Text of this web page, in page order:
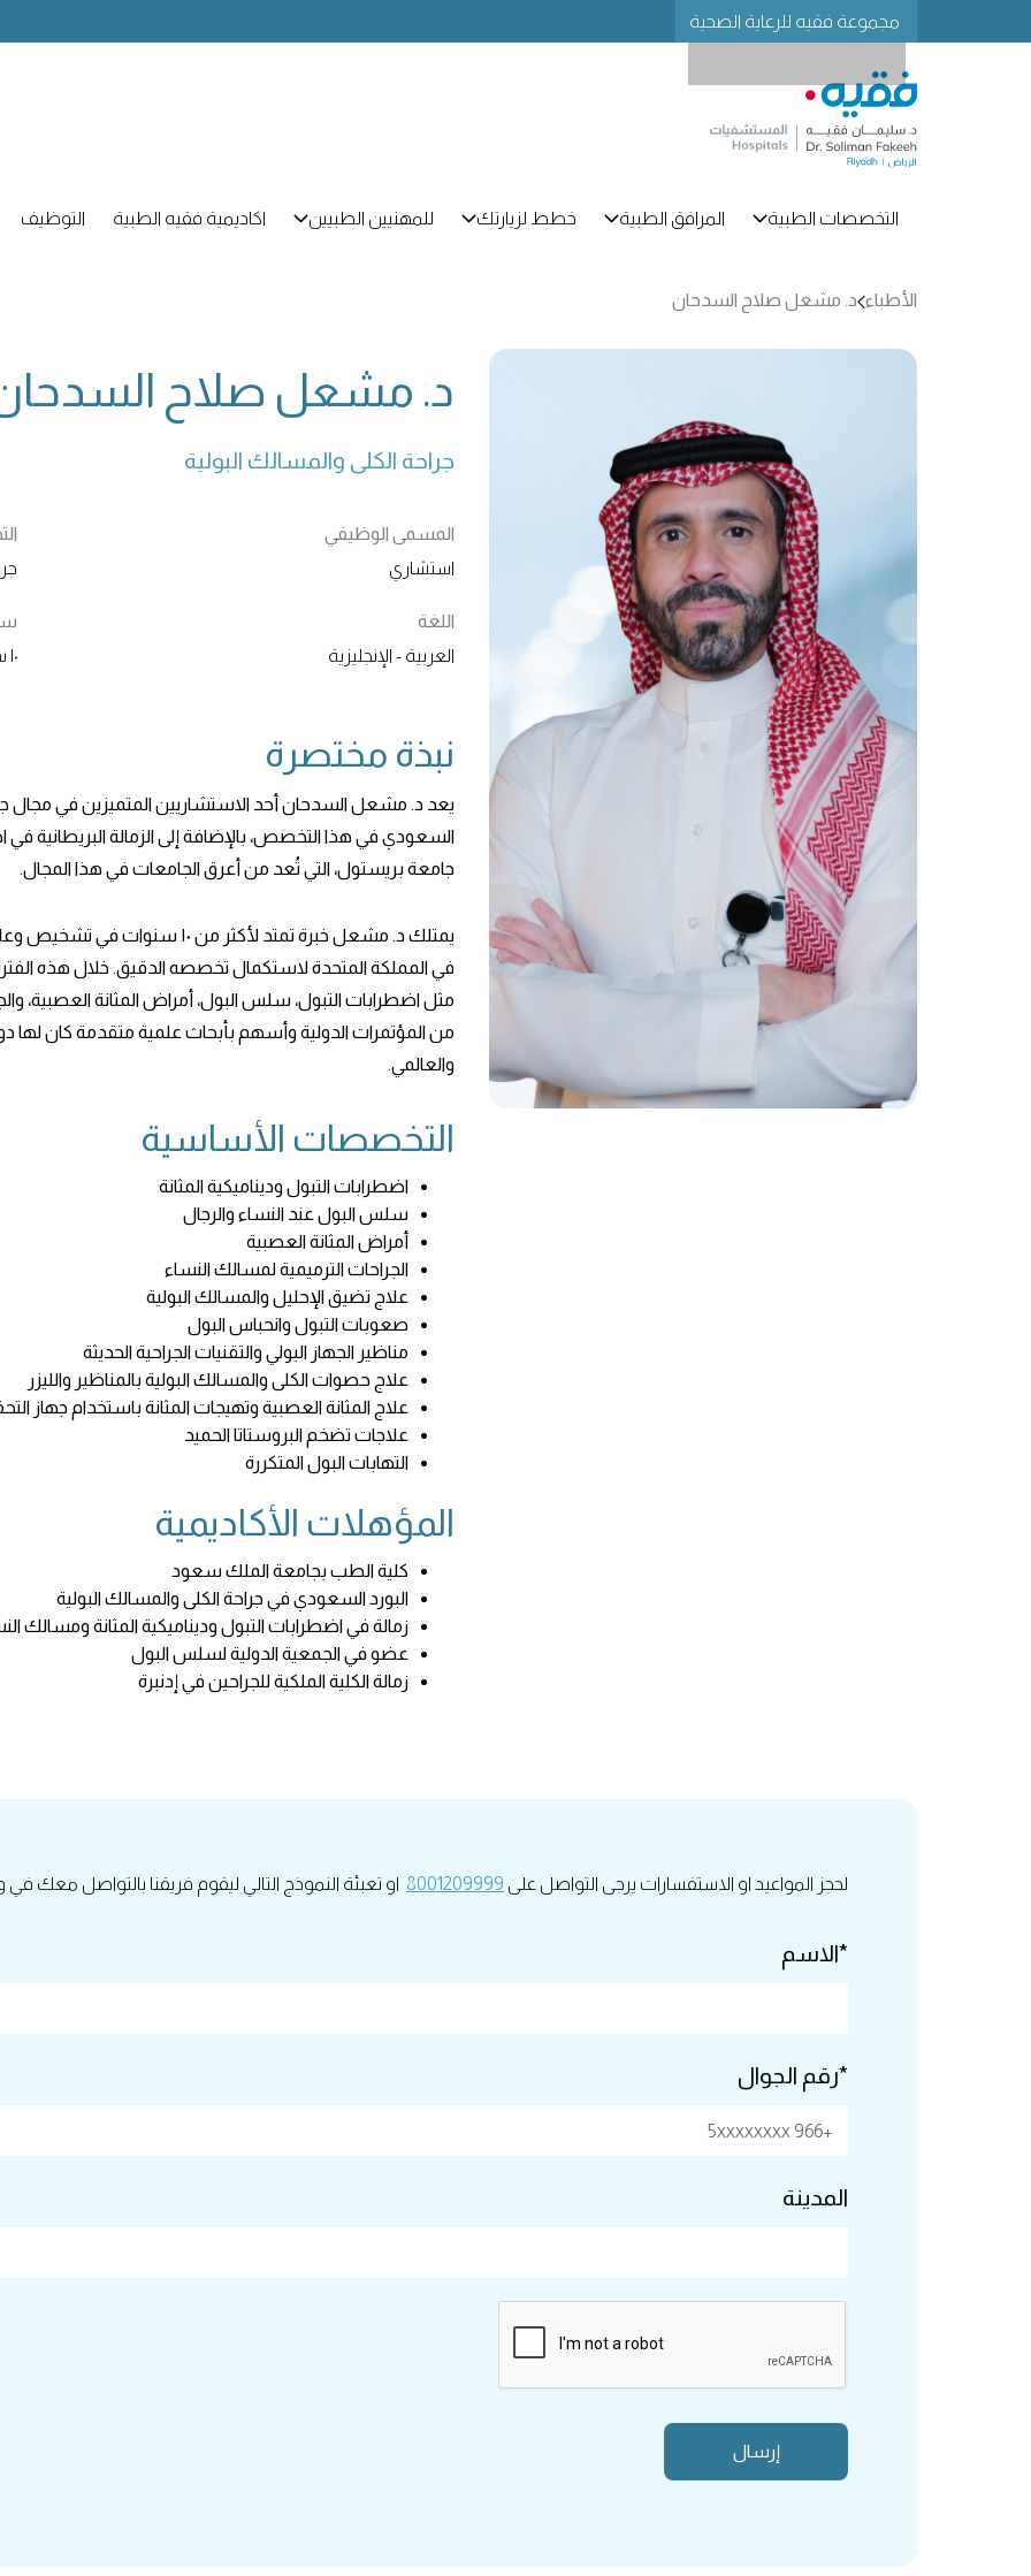
مجموعة فقيه للرعاية الصحية
التخصصات الطبية المرافق الطبية خطط لزيارتك للمهنيين الطبيين اكاديمية فقيه الطبية التوظيف
الأطباء د. مشعل صلاح السدحان
د. مشعل صلاح
جراحة الكلى والمسالك البولية
المسمى الوظيفي
استشاري
اللغة
العربية - الإنجليزية
١٠ سنوات
نبذة مختصرة
يعد د. مشعل السدحان أحد الاستشاريين المتميزين في مجال
السعودي في هذا التخصص، بالإضافة إلى الزمالة البريطانية في
جامعة بريستول، التي تُعد من أعرق الجامعات في هذا المجال.
يمتلك د. مشعل خبرة تمتد لأكثر
في المملكة المتحدة لاستكمال تخصصه الدقيق. خلال هذه
مثل اضطرابات التبول، سلس البول، أمراض المثانة العصبية،
من المؤتمرات الدولية وأسهم بأبحاث علمية متقدمة كان لها
والعالمي.
التخصصات الأساسية
اضطرابات التبول وديناميكية المثانة
سلس البول عند النساء والرجال
أمراض المثانة العصبية
الجراحات الترميمية لمسالك النساء
علاج تضيق الإحليل والمسالك البولية
صعوبات التبول وانحباس البول
مناظير الجهاز البولي والتقنيات الجراحية الحديثة
علاج حصوات الكلى والمسالك البولية بالمناظير والليزر
علاج المثانة العصبية وتهيجات المثانة باستخدام جهاز
علاجات تضخم البروستاتا الحميد
التهابات البول المتكررة
المؤهلات الأكاديمية
كلية الطب بجامعة الملك سعود
البورد السعودي في جراحة الكلى والمسالك البولية
زمالة في اضطرابات التبول وديناميكية المثانة ومسالك
عضو في الجمعية الدولية لسلس البول
زمالة الكلية الملكية للجراحين في إدنبرة
لحجز المواعيد او الاستفسارات يرجى التواصل على 8001209999 او تعبئة النموذج التالي ليقوم فريقنا بالتواصل معك
*الاسم
*رقم الجوال
المدينة